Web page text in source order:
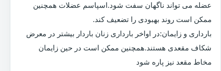
عضله می تواند ناگهان سفت شود.اسپاسم عضلات همچنین
ممکن است روند بهبودی را تضعیف کند.
بارداری و زایمان:در اواخر بارداری زنان باردار بیشتر در معرض
شکاف مقعدی هستند.همچنین ممکن است در حین زایمان
مخاط مقعد نیز پاره شود